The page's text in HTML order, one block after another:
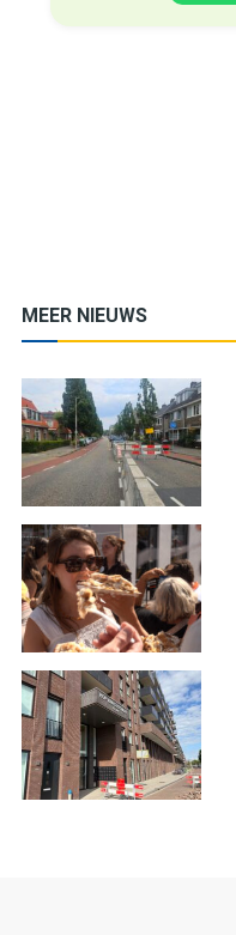
MEER NIEUWS